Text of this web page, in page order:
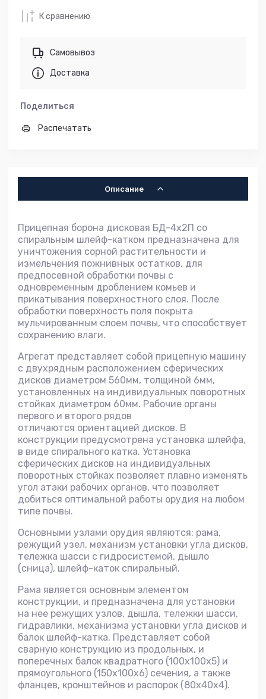
К сравнению
Самовывоз
Доставка
Поделиться
Распечатать
Описание
Прицепная борона дисковая БД-4х2П со
спиральным шлейф-катком предназначена для
уничтожения сорной растительности и
измельчения пожнивных остатков, для
предпосевной обработки почвы с
одновременным дроблением комьев и
прикатывания поверхностного слоя. После
обработки поверхность поля покрыта
мульчированным слоем почвы, что способствует
сохранению влаги.
Агрегат представляет собой прицепную машину
с двухрядным расположением сферических
дисков диаметром 560мм, толщиной 6мм,
установленных на индивидуальных поворотных
стойках диаметром 60мм. Рабочие органы
первого и второго рядов
отличаются ориентацией дисков. В
конструкции предусмотрена установка шлейфа,
в виде спирального катка. Установка
сферических дисков на индивидуальных
поворотных стойках позволяет плавно изменять
угол атаки рабочих органов, что позволяет
добиться оптимальной работы орудия на любом
типе почвы.
Основными узлами орудия являются: рама,
режущий узел, механизм установки угла дисков,
тележка шасси с гидросистемой, дышло
(сница), шлейф-каток спиральный.
Рама является основным элементом
конструкции, и предназначена для установки
на нее режущих узлов, дышла, тележки шасси,
гидравлики, механизма установки угла дисков и
балок шлейф-катка. Представляет собой
сварную конструкцию из продольных, и
поперечных балок квадратного (100x100x5) и
прямоугольного (150x100x6) сечения, а также
фланцев, кронштейнов и распорок (80x40x4).